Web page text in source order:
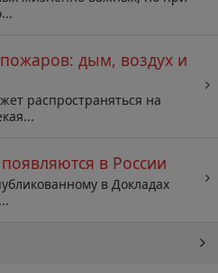
дым, воздух и
распространяться на
в России
в Докладах